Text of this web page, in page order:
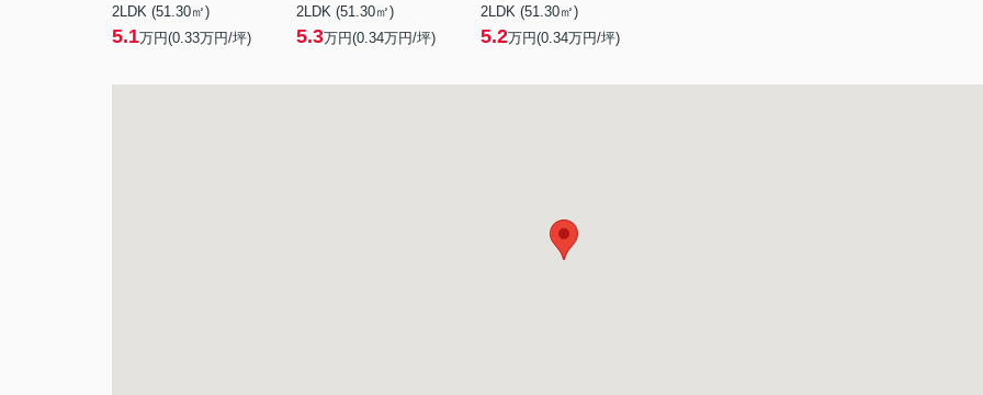
2LDK (51.30㎡)
5.1万円(0.33万円/坪)
2LDK (51.30㎡)
5.3万円(0.34万円/坪)
2LDK (51.30㎡)
5.2万円(0.34万円/坪)